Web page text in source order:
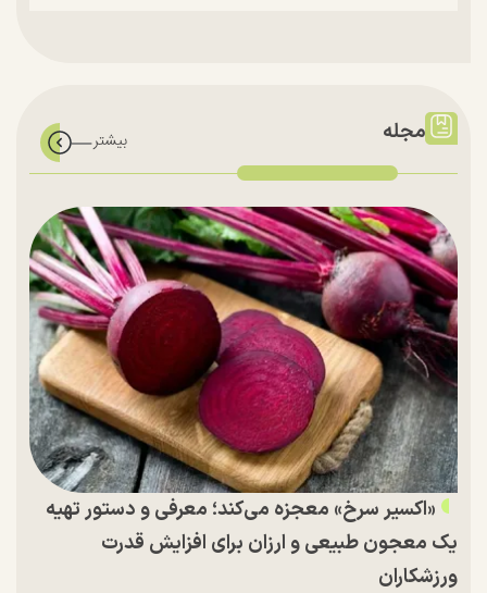
مجله
«اکسیر سرخ» معجزه می‌کند؛ معرفی و دستور تهیه
یک معجون طبیعی و ارزان برای افزایش قدرت
ورزشکاران